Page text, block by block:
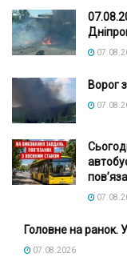
Ворог
Головне на ранок.
07.08.2026